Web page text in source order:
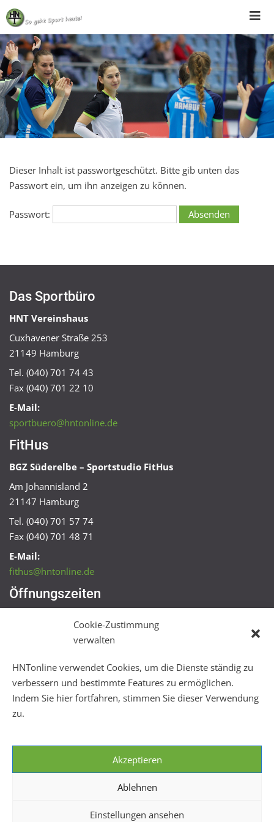
Cookie-Zustimmung
verwalten
HNTonline verwendet Cookies, um die Dienste ständig zu
verbessern und bestimmte Features zu ermöglichen.
Indem Sie hier fortfahren, stimmen Sie dieser Verwendung
zu.
Akzeptieren
Ablehnen
Einstellungen ansehen
Skip
to
content
Dieser Inhalt ist passwortgeschützt. Bitte gib unten das
Passwort ein, um ihn anzeigen zu können.
Passwort:
Das Sportbüro
HNT Vereinshaus
Cuxhavener Straße 253
21149 Hamburg
Tel. (040) 701 74 43
Fax (040) 701 22 10
E-Mail:
sportbuero@hntonline.de
FitHus
BGZ Süderelbe – Sportstudio FitHus
Am Johannisland 2
21147 Hamburg
Tel. (040) 701 57 74
Fax (040) 701 48 71
E-Mail:
fithus@hntonline.de
Öffnungszeiten
In den Sommerferien:
Mo + Mi 16:00 – 18:00 Uhr
FitHus
Mo – Fr 08:00 – 22:00 Uhr
Sa + So 10:00 – 18:00 Uhr